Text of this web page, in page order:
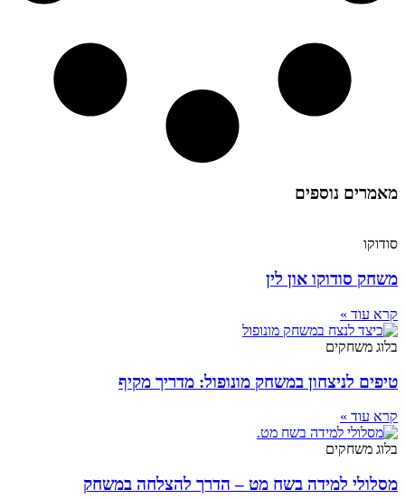
מאמרים נוספים
סודוקו
משחק סודוקו און לין
קרא עוד »
בלוג משחקים
טיפים לניצחון במשחק מונופול: מדריך מקיף
קרא עוד »
בלוג משחקים
מסלולי למידה בשח מט – הדרך להצלחה במשחק